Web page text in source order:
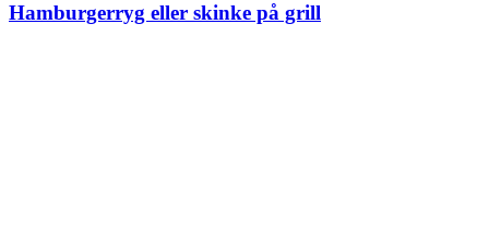
Hamburgerryg eller skinke på grill